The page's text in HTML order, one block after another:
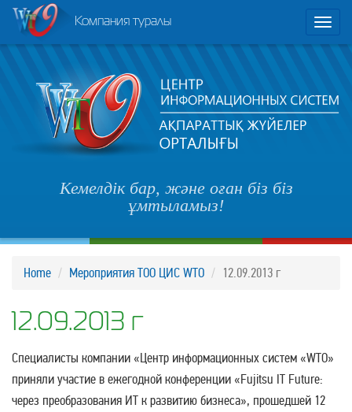
Компания туралы
Кемелдік бар, және оған біз біз
ұмтыламыз!
Home Мероприятия ТОО ЦИС WTO 12.09.2013 г
12.09.2013 г
Специалисты компании «Центр информационных систем «WTO»
приняли участие в ежегодной конференции «Fujitsu IT Future:
через преобразования ИТ к развитию бизнеса», прошедшей 12